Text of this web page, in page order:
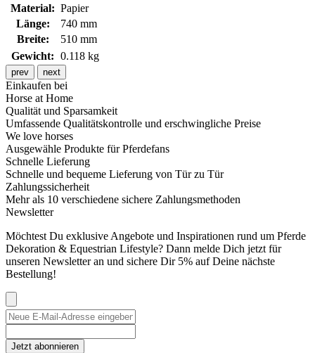
Material: Papier
Länge:
740 mm
Breite:
510 mm
Gewicht: 0.118 kg
prev next
Einkaufen bei
Horse at Home
Qualität und Sparsamkeit
Umfassende Qualitätskontrolle und erschwingliche Preise
We love horses
Ausgewähle Produkte für Pferdefans
Schnelle Lieferung
Schnelle und bequeme Lieferung von Tür zu Tür
Zahlungssicherheit
Mehr als 10 verschiedene sichere Zahlungsmethoden
Newsletter
Möchtest Du exklusive Angebote und Inspirationen rund um Pferde
Dekoration & Equestrian Lifestyle? Dann melde Dich jetzt für
unseren Newsletter an und sichere Dir 5% auf Deine nächste
Bestellung!
Jetzt abonnieren